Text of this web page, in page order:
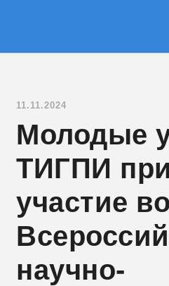
11.11.2024
Молодые
ТИГПИ
участие во
научно-